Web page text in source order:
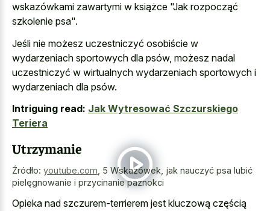
wskazówkami zawartymi w książce "Jak rozpocząć
szkolenie psa".
Jeśli nie możesz uczestniczyć osobiście w
wydarzeniach sportowych dla psów, możesz nadal
uczestniczyć w wirtualnych wydarzeniach sportowych i
wydarzeniach dla psów.
Intriguing read: Jak Wytresować Szczurskiego
Teriera
Utrzymanie
Źródło: youtube.com 5 Wskazówek, jak nauczyć psa lubić
pielęgnowanie i przycinanie paznokci
Opieka nad szczurem-terrierem jest kluczową częścią